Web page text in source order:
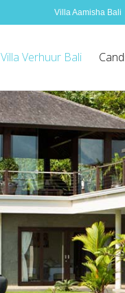
Villa Aamisha Bali
Villa Verhuur Bali